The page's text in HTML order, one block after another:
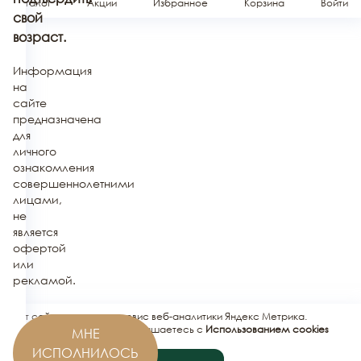
Этот сайт использует сервис веб-аналитики Яндекс Метрика.
Используя этот сайт, вы соглашаетесь с Использованием cookies
сервисов Яндекс.Метрика
Каталог Акции Избранное Корзина Войти
свой
возраст.
Информация
на
сайте
предназначена
для
личного
ознакомления
совершеннолетними
лицами,
не
является
офертой
или
рекламой.
МНЕ
ИСПОЛНИЛОСЬ